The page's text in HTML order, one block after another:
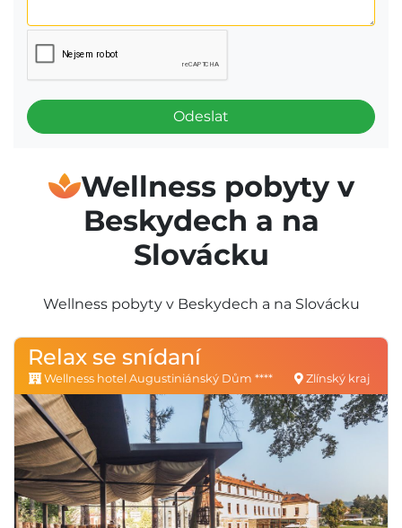
Odeslat
Wellness pobyty v
Beskydech a na
Slovácku
Wellness pobyty v Beskydech a na Slovácku
Relax se snídaní
Wellness hotel Augustiniánský Dům **** Zlínský kraj